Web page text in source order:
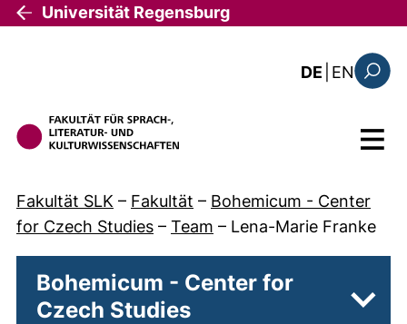
Direkt zum Inhalt
Universität Regensburg
DE EN: the
Menü
Fakultät SLK – Fakultät – Bohemicum - Center
for Czech Studies – Team – Lena-Marie Franke
Bohemicum - Center for
Czech Studies